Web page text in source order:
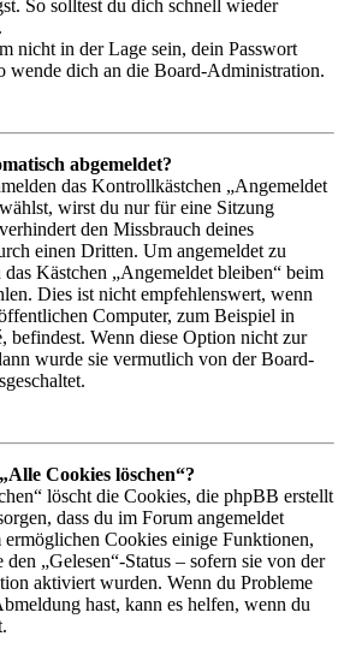
So solltest du dich schnell wieder
nicht in der Lage sein, dein Passwort
wende dich an die Board-Administration.
abgemeldet?
das Kontrollkästchen „Angemeldet
wirst du nur für eine Sitzung
den Missbrauch deines
einen Dritten. Um angemeldet zu
Kästchen „Angemeldet bleiben“ beim
Dies ist nicht empfehlenswert, wenn
Computer, zum Beispiel in
befindest. Wenn diese Option nicht zur
wurde sie vermutlich von der Board-
Cookies löschen“?
löscht die Cookies, die phpBB erstellt
dass du im Forum angemeldet
Cookies einige Funktionen,
„Gelesen“-Status – sofern sie von der
aktiviert wurden. Wenn du Probleme
hast, kann es helfen, wenn du